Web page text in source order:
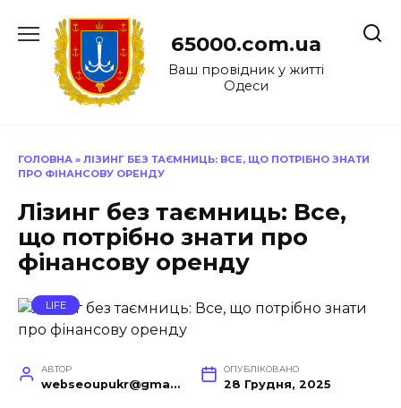
до
65000.com.ua
Ваш провідник у житті
Одеси
ГОЛОВНА » ЛІЗИНГ БЕЗ ТАЄМНИЦЬ: ВСЕ, ЩО ПОТРІБНО ЗНАТИ
ПРО ФІНАНСОВУ ОРЕНДУ
Лізинг без таємниць: Все,
що потрібно знати про
фінансову оренду
LIFE
АВТОР
webseoupukr@gmail.com
ОПУБЛІКОВАНО
28 Грудня, 2025